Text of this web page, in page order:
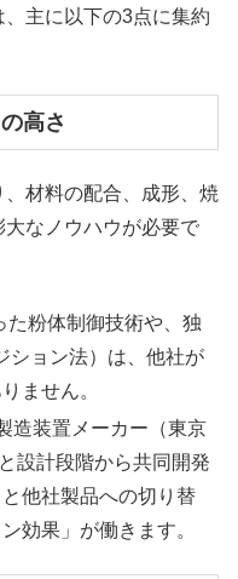
主に以下の3点に集約
高さ
材料の配合、成形、焼
なノウハウが必要で
た粉体制御技術や、独
ション法）は、他社が
ません。
造装置メーカー（東京
設計段階から共同開発
他社製品への切り替
効果」が働きます。